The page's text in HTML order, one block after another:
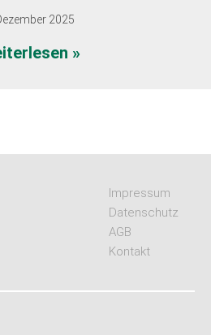
2025
»Nachwuchs
die
Magdeburg-
Stendal
im
Impressum
Datenschutz
AGB
Kontakt